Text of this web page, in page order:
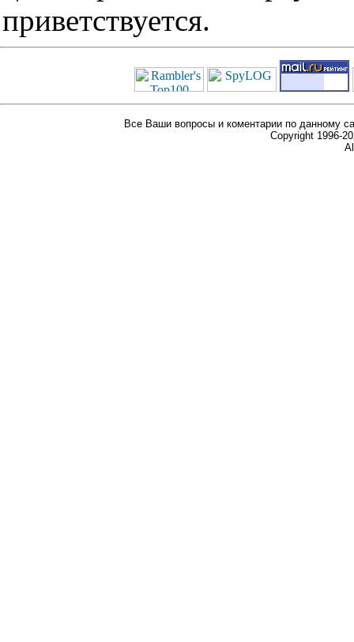
приветствуется.
Все Ваши вопросы и коментарии по данному
Copyright 1996-